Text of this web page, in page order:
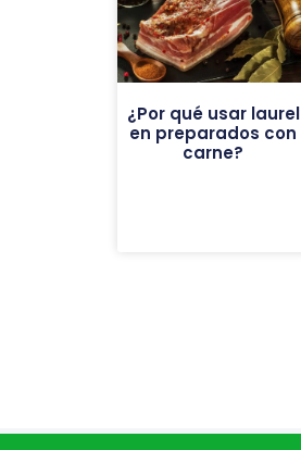
¿Por qué usar laurel
en preparados con
carne?